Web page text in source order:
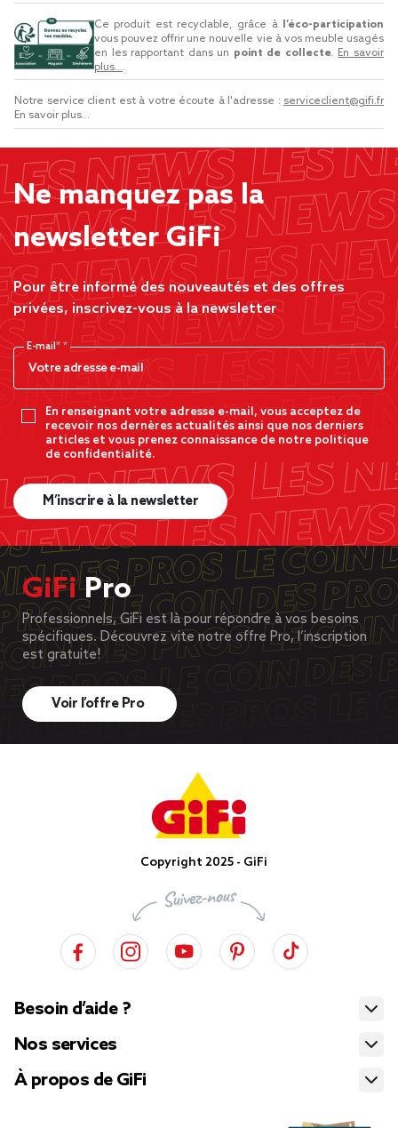
Ce produit est recyclable, grâce à
l’éco-participation
vous pouvez offrir une nouvelle vie à vos meuble usagés
en les rapportant dans un point de collecte. En savoir
plus....
Notre service client est à votre écoute à l'adresse : serviceclient@gifi.fr
En savoir plus...
Ne manquez pas la
newsletter GiFi
Pour être informé des nouveautés et des offres
privées, inscrivez-vous à la newsletter
E-mail*
En renseignant votre adresse e-mail, vous acceptez de
recevoir nos dernères actualités ainsi que nos derniers
articles et vous prenez connaissance de notre politique
de confidentialité.
M’inscrire à la newsletter
GiFiPro
Professionnels, GiFi est là pour répondre à vos besoins
spécifiques. Découvrez vite notre offre Pro, l’inscription
est gratuite!
Voir l’offre Pro
Copyright 2025 - GiFi
Besoin d’aide ?
Nos services
À propos de GiFi